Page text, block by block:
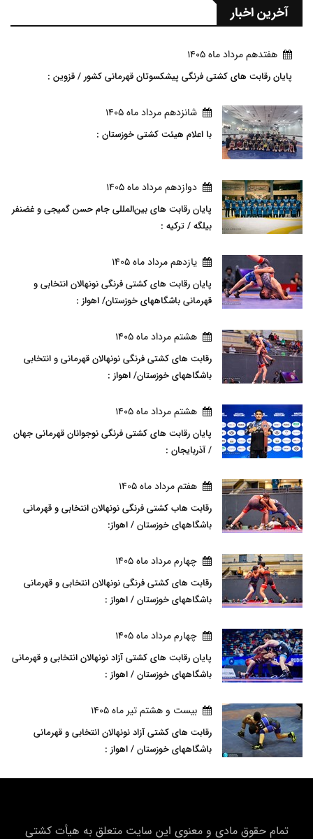
آخرین اخبار
هفتدهم مرداد ماه 1405
پایان رقابت های کشتی فرنگی پیشکسوتان قهرمانی کشور / قزوین :
شانزدهم مرداد ماه 1405
با اعلام هیئت کشتی خوزستان :
دوازدهم مرداد ماه 1405
پایان رقابت های بین‌المللی جام حسن گمیجی و غضنفر
بیلگه / ترکیه :
يازدهم مرداد ماه 1405
پایان رقابت های کشتی فرنگی نونهالان انتخابی و
قهرمانی باشگاههای خوزستان/ اهواز :
هشتم مرداد ماه 1405
رقابت های کشتی فرنگی نونهالان قهرمانی و انتخابی
باشگاههای خوزستان/ اهواز :
هشتم مرداد ماه 1405
پایان رقابت های کشتی فرنگی نوجوانان قهرمانی جهان
/ آذربایجان :
هفتم مرداد ماه 1405
رقابت هاب کشتی فرنگی نونهالان انتخابی و قهرمانی
باشگاههای خوزستان / اهواز:
چهارم مرداد ماه 1405
رقابت های کشتی فرنگی نونهالان انتخابی و قهرمانی
باشگاههای خوزستان / اهواز :
چهارم مرداد ماه 1405
پایان رقابت های کشتی آزاد نونهالان انتخابی و قهرمانی
باشگاههای خوزستان / اهواز :
بيست و هشتم تير ماه 1405
رقابت های کشتی آزاد نونهالان انتخابی و قهرمانی
باشگاههای خوزستان / اهواز :
تمام حقوق مادی و معنوی این سایت متعلق به هیأت كشتی